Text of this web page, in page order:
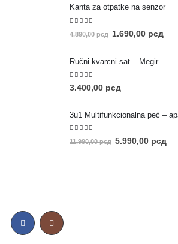
Kanta za otpatke na senzor
out of 5
4.890,00рсд 1.690,00 рсд
Ručni kvarcni sat – Megir
5.00out of 5
3.400,00 рсд
3u1 Multifunkcionalna peć –
5.00out of 5
11.990,00рсд 5.990,00 рсд